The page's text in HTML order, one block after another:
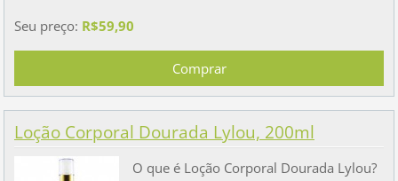
Seu preço: R$59,90
Loção Corporal Dourada Lylou, 200ml
O que é Loção Corporal Dourada Lylou?